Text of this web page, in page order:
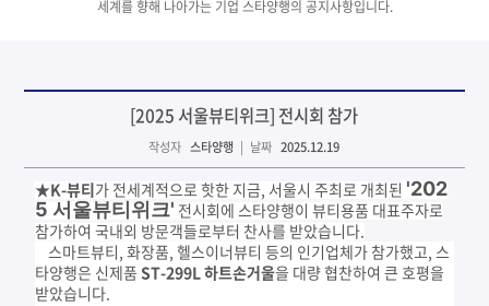
세계를 향해 나아가는 기업 스타양행의 공지사항입니다.
[2025 서울뷰티위크] 전시회 참가
작성자 스타양행 | 날짜 2025.12.19
★K-뷰티가 전세계적으로 핫한 지금, 서울시 주최로 개최된 '202
5 서울뷰티위크' 전시회에 스타양행이 뷰티용품 대표주자로
참가하여 국내외 방문객들로부터 찬사를 받았습니다.
스마트뷰티, 화장품, 헬스이너뷰티 등의 인기업체가 참가했고, 스
타양행은 신제품 ST-299L 하트손거울을 대량 협찬하여 큰 호평을
받았습니다.